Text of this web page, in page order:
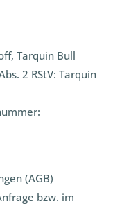
Tarquin Bull
2 RStV: Tarquin
(AGB)
bzw. im